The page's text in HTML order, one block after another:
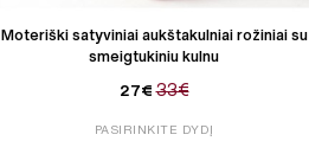
Moteriški satyviniai aukštakulniai rožiniai su
smeigtukiniu kulnu
27€ 33€
PASIRINKITE DYDĮ